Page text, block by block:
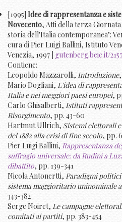
[1995] Idee di rappresentanza e
Novecento, Atti della terza
storia dell'Italia contemporanea":
cura di Pier Luigi Ballini, Istituto
Venezia, 1997 | gutenberg.beic.it/
Contiene:
Leopoldo Mazzarolli, Introduzione
Mario Dogliani, L'idea di
Italia e nei meggiori paesi europei,
Carlo Ghisalberti, Istituti
Risorgimento, pp. 43-60
Hartmut Ullrich, Sistemi elettorali
del 1882 alla crisi di fine secolo, pp.
Pier Luigi Ballini, Rappresentanza
suffragio universale: da Rudinì a
dibattito, pp. 139-341
Nicola Antonertti, Paradigmi
sistema maggioritario uninominale
343-382
Serge Noiret, Le campagne
comitati ai partiti, pp. 383-454